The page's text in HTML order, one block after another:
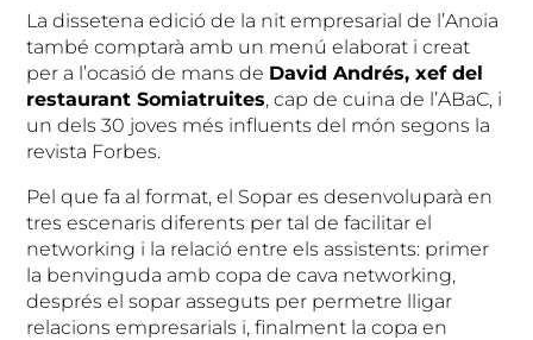
La dissetena edició de la nit empresarial de l’Anoia
també comptarà amb un menú elaborat i creat
per a l’ocasió de mans de David Andrés, xef del
restaurant Somiatruites, cap de cuina de l’ABaC, i
un dels 30 joves més influents del món segons la
revista Forbes.
Pel que fa al format, el Sopar es desenvoluparà en
tres escenaris diferents per tal de facilitar el
networking i la relació entre els assistents: primer
la benvinguda amb copa de cava networking,
després el sopar asseguts per permetre lligar
relacions empresarials i, finalment la copa en